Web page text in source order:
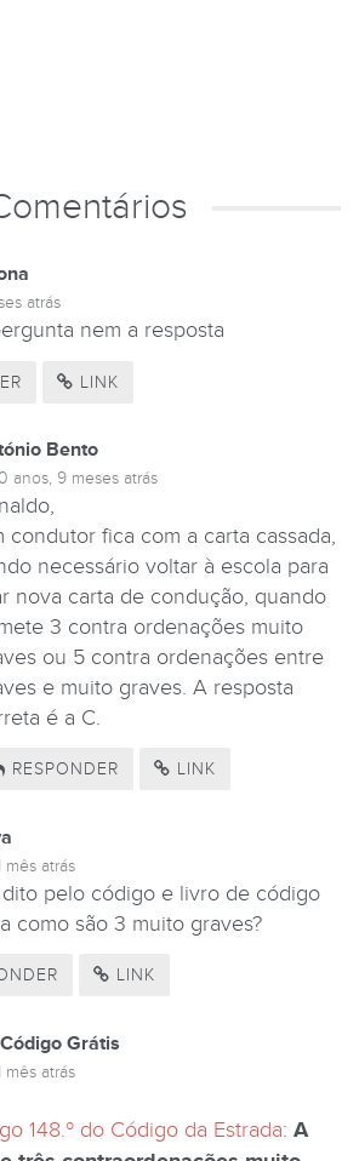
atrás
nem a resposta
LINK
Bento
anos, 9 meses atrás
condutor fica com a carta cassada,
necessário voltar à escola para
nova carta de condução, quando
3 contra ordenações muito
ou 5 contra ordenações entre
e muito graves. A resposta
é a C.
RESPONDER LINK
mês atrás
dito pelo código e livro de código
como são 3 muito graves?
LINK
Grátis
mês atrás
148.º do Código da Estrada: A